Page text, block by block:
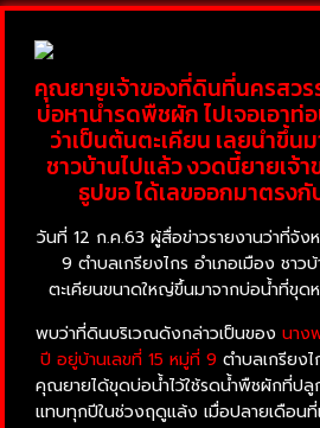
คุณยายเจ้าของที่ดินที่นครสวร
บ่อหาน้ำรดพืชผัก ไปเจอเอา
ว่าเป็นต้นตะเคียน เลยนำขึ้น
ชาวบ้านไปแล้ว งวดนี้ยายเจ้
ธูปขอ ได้เลขออกมาตรง
วันที่ 12 ก.ค.63 ผู้สื่อข่าวรายงานว่าที่จั
9 ตำบลเกรียงไกร อำเภอเมือง ชา
ตะเคียนขนาดใหญ่ขึ้นมาจากบ่อน้ำที่ขุด
พบว่าที่ดินบริเวณดังกล่าวเป็นของ นาง
ปี อยู่บ้านเลขที่ 15 หมู่ที่ 9ตำบลเกรียงไ
คุณยายได้ขุดบ่อน้ำไว้ใช้รดน้ำพืชผักที่ป
แทบทุกปีในช่วงฤดูแล้ง เมื่อปลายเดือน